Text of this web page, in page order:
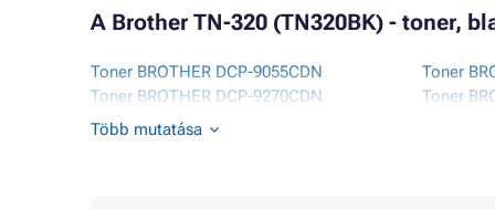
A Brother TN-320 (TN320BK) - toner,
Toner BROTHER DCP-9055CDN
Toner BROTHER DCP-9270CDN
Toner BROTHER HL-4100 SERIES
Toner
Toner
Több mutatása